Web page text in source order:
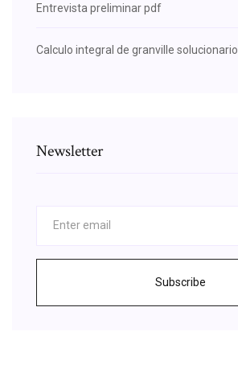
Entrevista preliminar pdf
Calculo integral de granville solucionario
Newsletter
Subscribe